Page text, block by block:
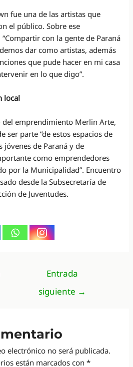
fue una de las artistas que
el público. Sobre ese
con la gente de Paraná
dar como artistas, además
que pude hacer en mi casa
en lo que digo”.
local
del emprendimiento Merlin Arte,
ser parte “de estos espacios de
jóvenes de Paraná y de
como emprendedores
por la Municipalidad”. Encuentro
desde la Subsecretaría de
de Juventudes.
Entrada
siguiente →
electrónico no será publicada.
están marcados con*